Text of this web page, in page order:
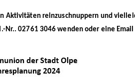
Aktivitäten reinzuschnuppern und
Nr.. 02761 3046 wenden oder eine